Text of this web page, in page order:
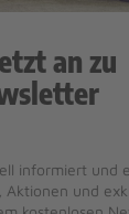
an zu
informiert und
und